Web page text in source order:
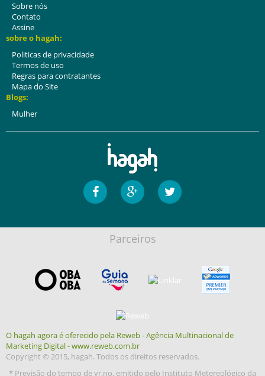
Sobre nós
Contato
Assine
sobre o hagah:
Politicas de privacidade
Termos de uso
Regras para contratantes
Mapa do Site
Blogs:
Mulher
Parceiros
O hagah agora é oferecido pela Reweb - Agência Multinacional de
Marketing Digital - www.reweb.com.br
Copyright © 2015, hagah. Todos os direitos reservados.
* Previsão do tempo de yr.no, emitido pelo Instituto Metereológico da